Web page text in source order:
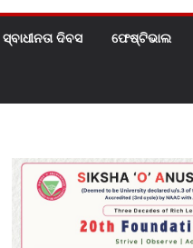
ସ୍ବାଧୀନତା ଦିବସ ଫେଷ୍ଟିଭାଲ